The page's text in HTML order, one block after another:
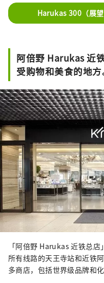
Harukas 300（展
阿倍野 Harukas 近
受购物和美食的地方
「阿倍野 Harukas 近铁总
所有线路的天王寺站和近铁
多商店，包括世界级品牌和